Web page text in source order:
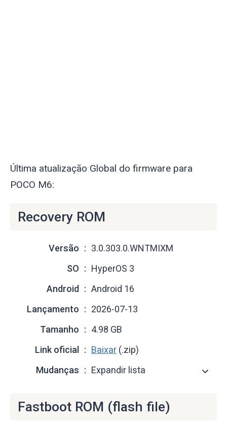
Última atualização Global do firmware para
POCO M6:
Recovery ROM
Versão
3.0.303.0.WNTMIXM
SO
HyperOS 3
Android
Android 16
Lançamento
2026-07-13
Tamanho
4.98 GB
Link oficial
Baixar (.zip)
Mudanças
Expandir lista
Fastboot ROM (flash file)